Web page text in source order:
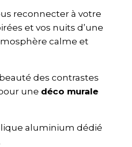
reconnecter à votre
et vos nuits d’une
calme et
des contrastes
une déco murale
aluminium dédié